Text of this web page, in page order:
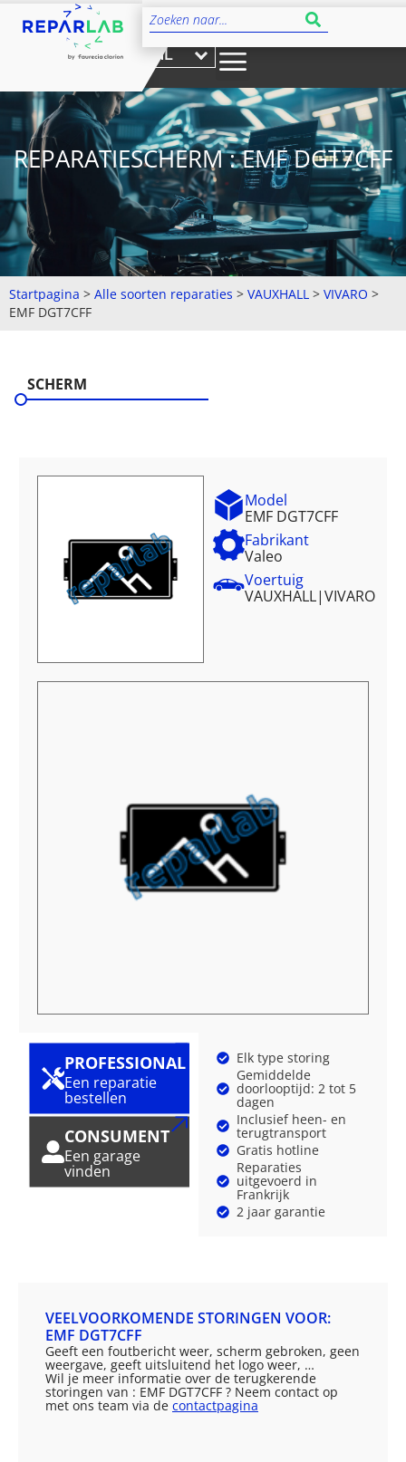
NL
REPARATIESCHERM : EMF DGT7CFF
Startpagina > Alle soorten reparaties > VAUXHALL > VIVARO >
EMF DGT7CFF
SCHERM
Model
EMF DGT7CFF
Fabrikant
Valeo
Voertuig
VAUXHALL|VIVARO
PROFESSIONAL
Een reparatie
bestellen
CONSUMENT
Een garage
vinden
Elk type storing
Gemiddelde
doorlooptijd: 2 tot 5
dagen
Inclusief heen- en
terugtransport
Gratis hotline
Reparaties
uitgevoerd in
Frankrijk
2 jaar garantie
VEELVOORKOMENDE STORINGEN VOOR:
EMF DGT7CFF
Geeft een foutbericht weer, scherm gebroken, geen
weergave, geeft uitsluitend het logo weer, …
Wil je meer informatie over de terugkerende
storingen van : EMF DGT7CFF ? Neem contact op
met ons team via de contactpagina